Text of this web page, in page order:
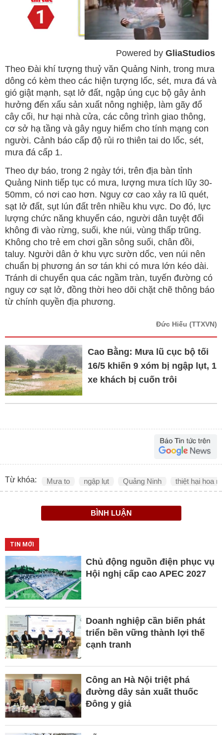
Powered by GliaStudios
Theo Đài khí tượng thuỷ văn Quảng Ninh, trong mưa
dông có kèm theo các hiện tượng lốc, sét, mưa đá và
gió giật mạnh, sạt lở đất, ngập úng cục bộ gây ảnh
hưởng đến xấu sản xuất nông nghiệp, làm gãy đổ
cây cối, hư hại nhà cửa, các công trình giao thông,
cơ sở hạ tầng và gây nguy hiểm cho tính mạng con
người. Cảnh báo cấp độ rủi ro thiên tai do lốc, sét,
mưa đá cấp 1.
Theo dự báo, trong 2 ngày tới, trên địa bàn tỉnh
Quảng Ninh tiếp tục có mưa, lượng mưa tích lũy 30-
50mm, có nơi cao hơn. Nguy cơ cao xảy ra lũ quét,
sạt lở đất, sụt lún đất trên nhiều khu vực. Do đó, lực
lượng chức năng khuyến cáo, người dân tuyệt đối
không đi vào rừng, suối, khe núi, vùng thấp trũng.
Không cho trẻ em chơi gần sông suối, chân đồi,
taluy. Người dân ở khu vực sườn dốc, ven núi nên
chuẩn bị phương án sơ tán khi có mưa lớn kéo dài.
Tránh di chuyển qua các ngầm tràn, tuyến đường có
nguy cơ sạt lở, đồng thời heo dõi chặt chẽ thông báo
từ chính quyền địa phương.
Đức Hiếu (TTXVN)
Cao Bằng: Mưa lũ cục bộ tối
16/5 khiến 9 xóm bị ngập lụt, 1
xe khách bị cuốn trôi
Từ khóa: Mưa to ngập lụt Quảng Ninh thiệt hại hoa
BÌNH LUẬN
TIN MỚI
Chủ động nguồn điện phục vụ
Hội nghị cấp cao APEC 2027
Doanh nghiệp cần biến phát
triển bền vững thành lợi thế
cạnh tranh
Công an Hà Nội triệt phá
đường dây sản xuất thuốc
Đông y giả